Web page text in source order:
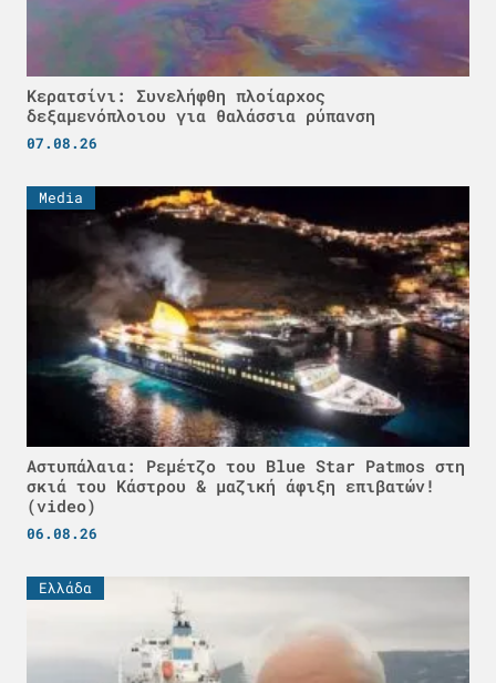
Κερατσίνι: Συνελήφθη πλοίαρχος
δεξαμενόπλοιου για θαλάσσια ρύπανση
07.08.26
Media
Αστυπάλαια: Ρεμέτζο του Blue Star Patmos στη
σκιά του Κάστρου & μαζική άφιξη επιβατών!
(video)
06.08.26
Ελλάδα